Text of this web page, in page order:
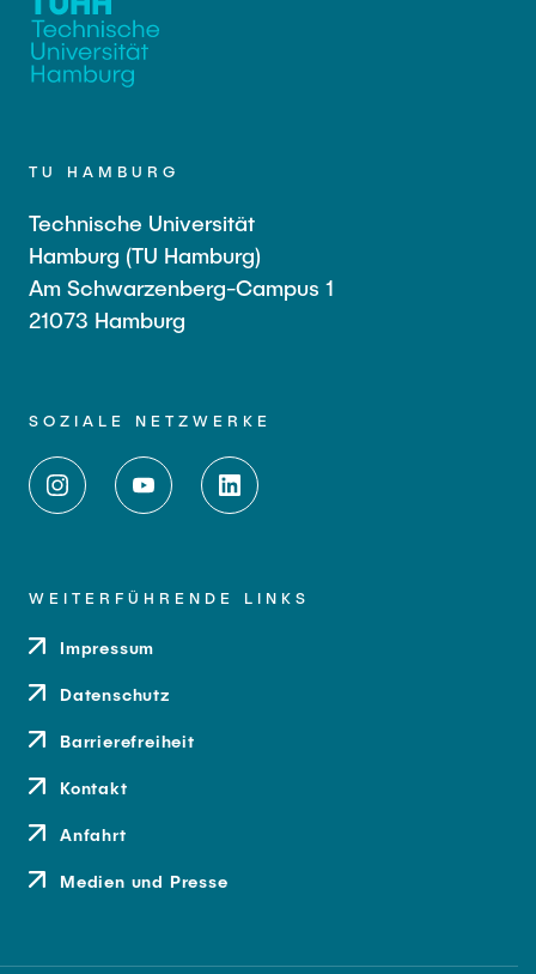
TU HAMBURG
Technische Universität
Hamburg (TU Hamburg)
Am Schwarzenberg-Campus 1
21073 Hamburg
SOZIALE NETZWERKE
WEITERFÜHRENDE LINKS
Impressum
Datenschutz
Barrierefreiheit
Kontakt
Anfahrt
Medien und Presse